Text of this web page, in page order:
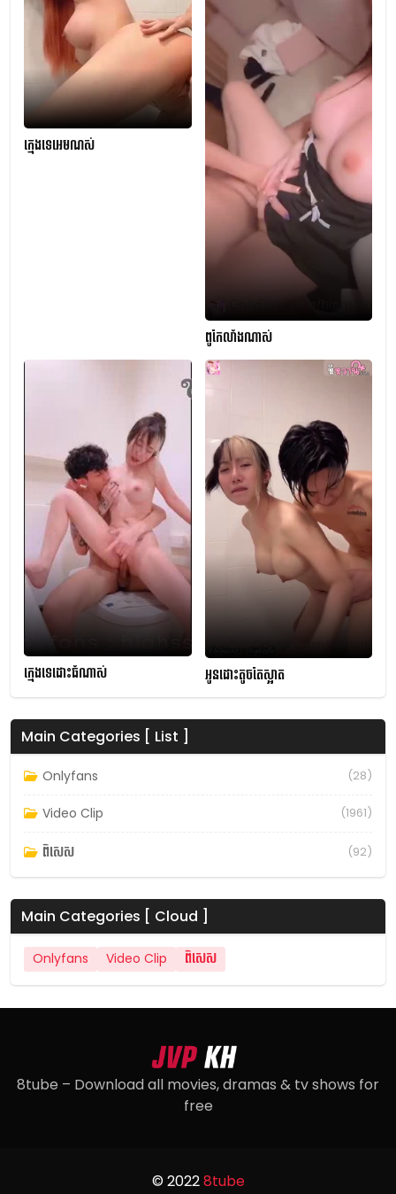
ក្មេងទេអេមណស់
ពូកែលាំងណាស់
ក្មេងទេដោះធំណាស់ អូនដោះតូចតែស្អាត
Main Categories [ List ]
Onlyfans (28)
Video Clip (1961)
ពិសេស (92)
Main Categories [ Cloud ]
Onlyfans Video Clip ពិសេស
8tube – Download all movies, dramas & tv shows for
free
© 20228tube